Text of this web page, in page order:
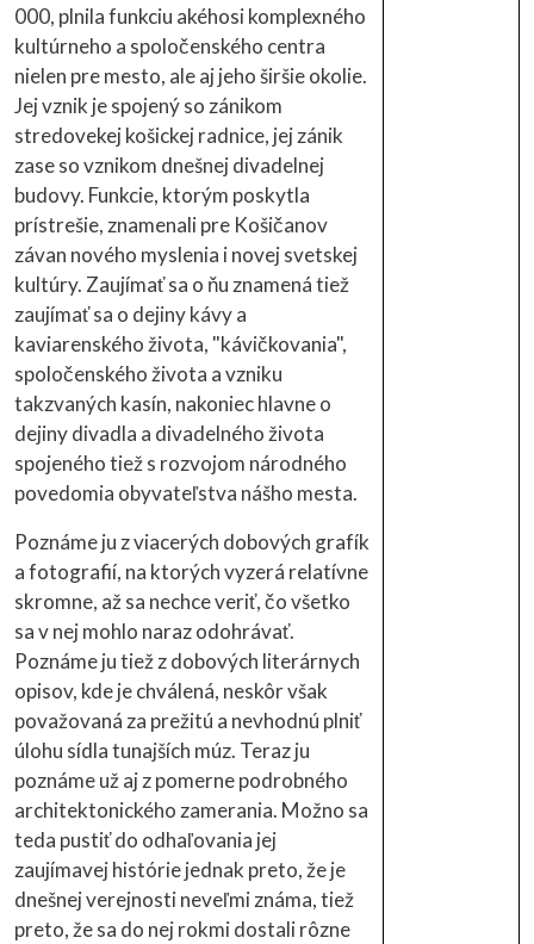
000, plnila funkciu akéhosi komplexného
kultúrneho a spoločenského centra
nielen pre mesto, ale aj jeho širšie okolie.
Jej vznik je spojený so zánikom
stredovekej košickej radnice, jej zánik
zase so vznikom dnešnej divadelnej
budovy. Funkcie, ktorým poskytla
prístrešie, znamenali pre Košičanov
závan nového myslenia i novej svetskej
kultúry. Zaujímať sa o ňu znamená tiež
zaujímať sa o dejiny kávy a
kaviarenského života, "kávičkovania",
spoločenského života a vzniku
takzvaných kasín, nakoniec hlavne o
dejiny divadla a divadelného života
spojeného tiež s rozvojom národného
povedomia obyvateľstva nášho mesta.
Poznáme ju z viacerých dobových grafík
a fotografií, na ktorých vyzerá relatívne
skromne, až sa nechce veriť, čo všetko
sa v nej mohlo naraz odohrávať.
Poznáme ju tiež z dobových literárnych
opisov, kde je chválená, neskôr však
považovaná za prežitú a nevhodnú plniť
úlohu sídla tunajších múz. Teraz ju
poznáme už aj z pomerne podrobného
architektonického zamerania. Možno sa
teda pustiť do odhaľovania jej
zaujímavej histórie jednak preto, že je
dnešnej verejnosti neveľmi známa, tiež
preto, že sa do nej rokmi dostali rôzne